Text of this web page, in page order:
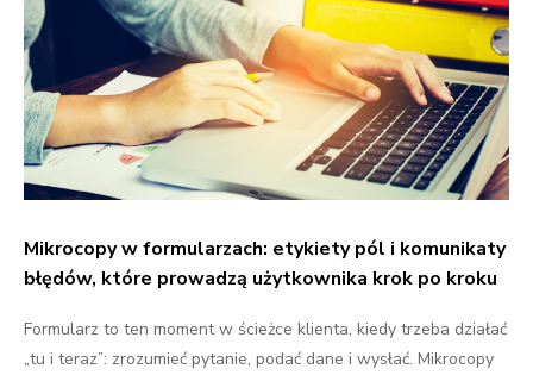
Mikrocopy w formularzach: etykiety pól i komunikaty
błędów, które prowadzą użytkownika krok po kroku
Formularz to ten moment w ścieżce klienta, kiedy trzeba działać
„tu i teraz”: zrozumieć pytanie, podać dane i wysłać. Mikrocopy